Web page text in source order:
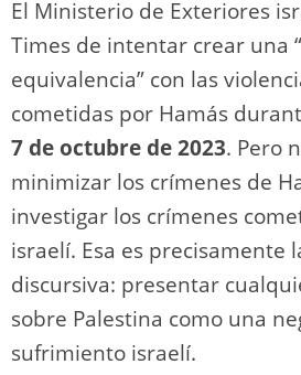
El Ministerio de Exteriores
Times de intentar crear una
equivalencia” con las
cometidas por Hamás
7 de octubre de 2023. Pero
minimizar los crímenes de
investigar los crímenes
israelí. Esa es precisamente
discursiva: presentar
sobre Palestina como una
sufrimiento israelí.